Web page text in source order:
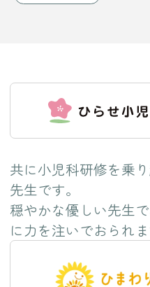
共に小児科研修を乗
先生です。
穏やかな優しい先生
に力を注いでおられま